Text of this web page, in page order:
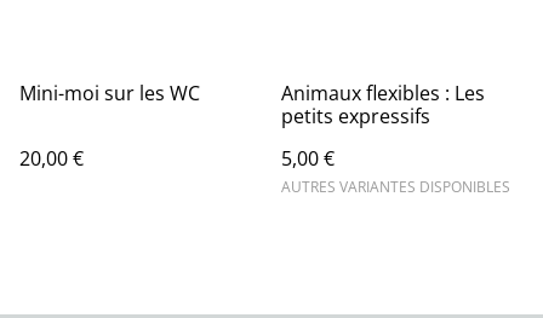
Mini-moi sur les WC
20,00 €
Animaux flexibles : Les
petits expressifs
5,00 €
AUTRES VARIANTES DISPONIBLES